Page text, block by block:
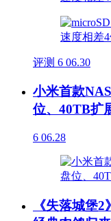
评测 6 06.30
小米首款
位、40TB扩
6 06.28
《失落城堡